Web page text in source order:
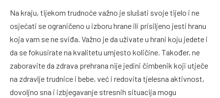
Na kraju, tijekom trudnoće važno je slušati svoje tijelo i ne
osjećati se ograničeno u izboru hrane ili prisiljeno jesti hranu
koja vam se ne sviđa. Važno je da uživate u hrani koju jedete i
da se fokusirate na kvalitetu umjesto količine. Također, ne
zaboravite da zdrava prehrana nije jedini čimbenik koji utječe
na zdravlje trudnice i bebe, već i redovita tjelesna aktivnost,
dovoljno sna i izbjegavanje stresnih situacija mogu